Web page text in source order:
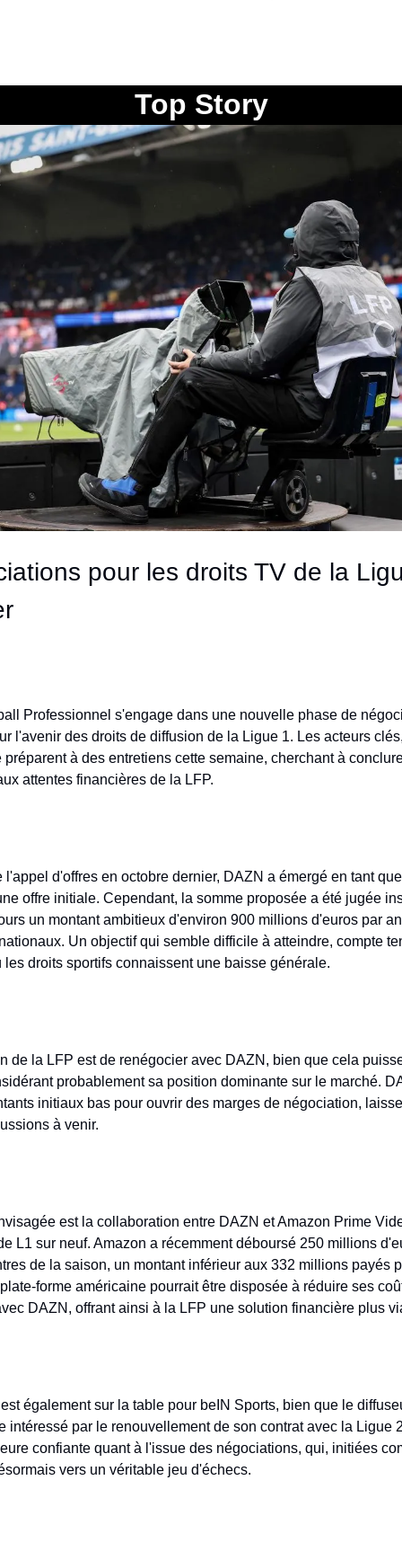
Top Story
pour les droits TV de la
Professionnel s'engage dans une nouvelle phase de
l'avenir des droits de diffusion de la Ligue 1. Les acteurs
préparent à des entretiens cette semaine, cherchant à
attentes financières de la LFP.
d'offres en octobre dernier, DAZN a émergé en tant
offre initiale. Cependant, la somme proposée a été jugée
un montant ambitieux d'environ 900 millions d'euros par
Un objectif qui semble difficile à atteindre, compte
droits sportifs connaissent une baisse générale.
de la LFP est de renégocier avec DAZN, bien que cela
probablement sa position dominante sur le marché.
initiaux bas pour ouvrir des marges de négociation,
à venir.
est la collaboration entre DAZN et Amazon Prime
L1 sur neuf. Amazon a récemment déboursé 250 millions
de la saison, un montant inférieur aux 332 millions payés
forme américaine pourrait être disposée à réduire ses
DAZN, offrant ainsi à la LFP une solution financière plus
également sur la table pour beIN Sports, bien que le
intéressé par le renouvellement de son contrat avec la Ligue
confiante quant à l'issue des négociations, qui, initiées
vers un véritable jeu d'échecs.